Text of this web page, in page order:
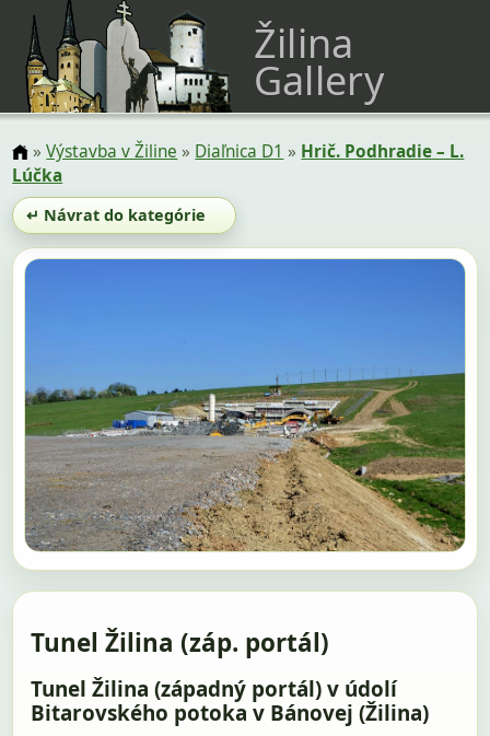
Žilina
Gallery
»Výstavba v Žiline » Diaľnica D1 » Hrič. Podhradie – L.
Lúčka
↵ Návrat do kategórie
Tunel Žilina (záp. portál)
Tunel Žilina (západný portál) v údolí
Bitarovského potoka v Bánovej (Žilina)